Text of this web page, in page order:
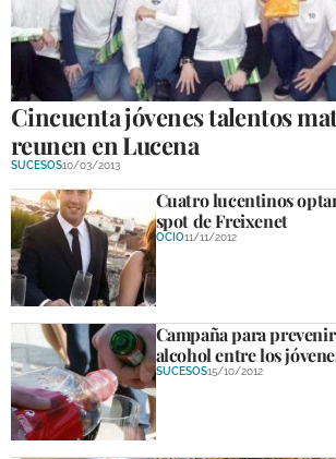
Cincuenta jóvenes talentos
reunen en Lucena
SUCESOS10/03/2013
Cuatro lucentinos
spot de Freixenet
OCIO11/11/2012
Campaña para
alcohol entre los
SUCESOS15/10/2012